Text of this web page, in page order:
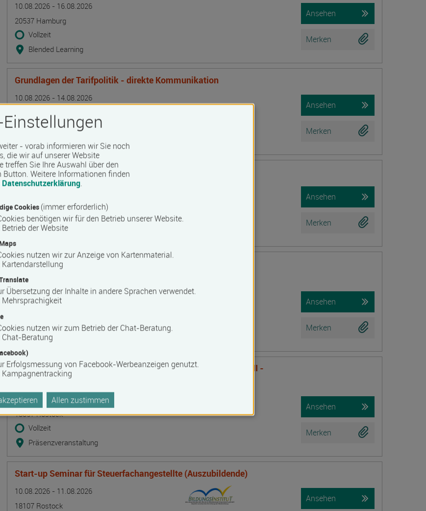
10.08.2026 - 16.08.2026
20537 Hamburg
Vollzeit
Blended Learning
Ansehen
Merken
Grundlagen der Tarifpolitik - direkte Kommunikation
10.08.2026 - 14.08.2026
13595 Berlin
Vollzeit
Präsenzveranstaltung
Ansehen
Merken
Lagerarbeiter/in
Termin
10.08.2026 - 25.09.2026
Ort
17506 Bandelin
Zeitmuster
Vollzeit
Lehr- und Lernform
Präsenzveranstaltung
Ansehen
Merken
Lehmbaupraxis Traditionelle Techniken. Baustoff Lehm,
Ausfachungstechniken und Leichtlehm-Innendämmung
Termin
10.08.2026 - 12.08.2026
Ort
Zeitmuster
Vollzeit
Lehr- und Lernform
Präsenzveranstaltung
Ansehen
Merken
Deeskalation durch Kommunikation - DeeskalationsTraining II -
DeTrain II
Termin
10.08.2026 - 11.08.2026
Ort
18057 Rostock
Zeitmuster
Vollzeit
Lehr- und Lernform
Präsenzveranstaltung
Ansehen
Merken
Start-up Seminar für Steuerfachangestellte (Auszubildende)
10.08.2026 - 11.08.2026
18107 Rostock
Ansehen
- vorab informieren wir Sie noch
die wir auf unserer Website
treffen Sie Ihre Auswahl über den
Button. Weitere Informationen finden
Datenschutzerklärung.
Cookies (immer erforderlich)
benötigen wir für den Betrieb unserer Website.
Betrieb der Website
nutzen wir zur Anzeige von Kartenmaterial.
Kartendarstellung
Übersetzung der Inhalte in andere Sprachen verwendet.
Mehrsprachigkeit
nutzen wir zum Betrieb der Chat-Beratung.
Chat-Beratung
Erfolgsmessung von Facebook-Werbeanzeigen genutzt.
Kampagnentracking
Allen zustimmen